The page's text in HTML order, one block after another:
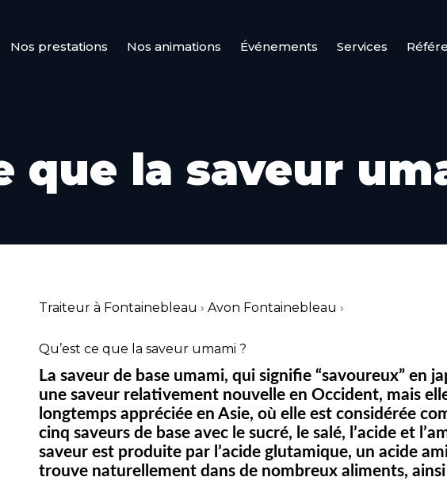
Nos prestations Nos animations Événements Services
que la saveur
Traiteur à Fontainebleau › Avon Fontainebleau ›
Qu’est ce que la saveur umami ?
La saveur de base umami, qui signifie “savoureux” en
une saveur relativement nouvelle en Occident, mais
longtemps appréciée en Asie, où elle est considérée
cinq saveurs de base avec le sucré, le salé, l’acide et
saveur est produite par l’acide glutamique, un acide
trouve naturellement dans de nombreux aliments,